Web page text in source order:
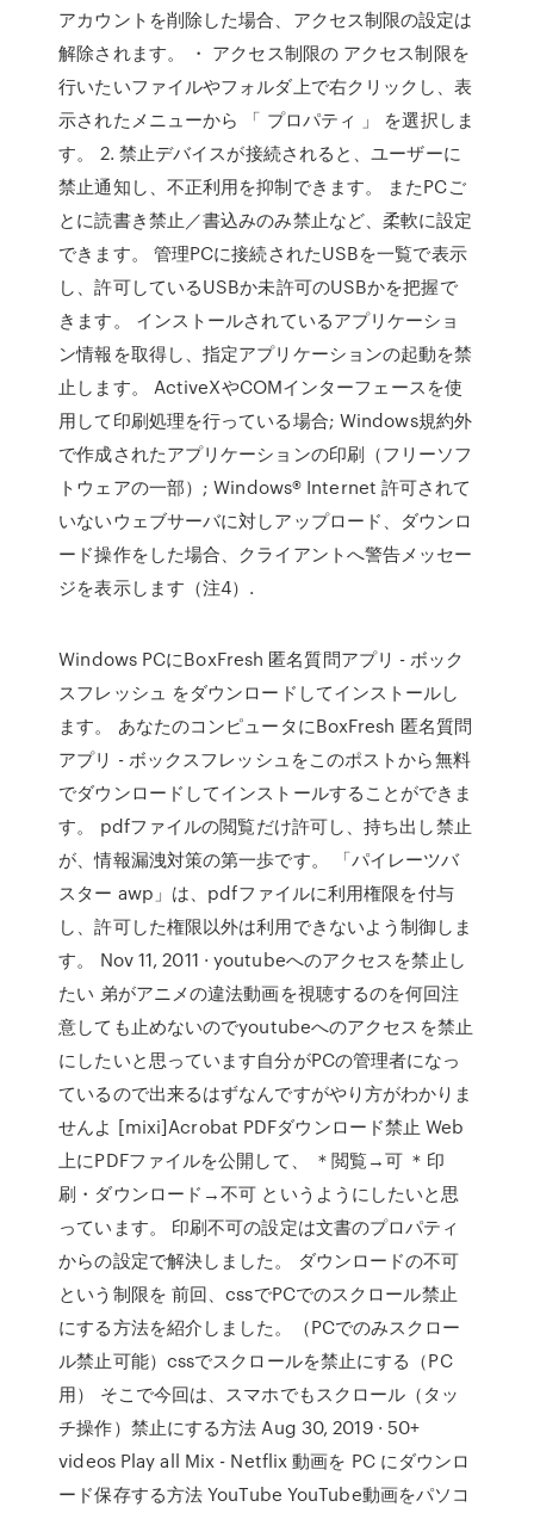
アカウントを削除した場合、アクセス制限の設定は
解除されます。 ・ アクセス制限の アクセス制限を
行いたいファイルやフォルダ上で右クリックし、表
示されたメニューから 「 プロパティ 」 を選択しま
す。 2. 禁止デバイスが接続されると、ユーザーに
禁止通知し、不正利用を抑制できます。 またPCご
とに読書き禁止／書込みのみ禁止など、柔軟に設定
できます。 管理PCに接続されたUSBを一覧で表示
し、許可しているUSBか未許可のUSBかを把握で
きます。 インストールされているアプリケーショ
ン情報を取得し、指定アプリケーションの起動を禁
止します。 ActiveXやCOMインターフェースを使
用して印刷処理を行っている場合; Windows規約外
で作成されたアプリケーションの印刷（フリーソフ
トウェアの一部）; Windows® Internet 許可されて
いないウェブサーバに対しアップロード、ダウンロ
ード操作をした場合、クライアントへ警告メッセー
ジを表示します（注4）.
Windows PCにBoxFresh 匿名質問アプリ - ボック
スフレッシュ をダウンロードしてインストールし
ます。 あなたのコンピュータにBoxFresh 匿名質問
アプリ - ボックスフレッシュをこのポストから無料
でダウンロードしてインストールすることができま
す。 pdfファイルの閲覧だけ許可し、持ち出し禁止
が、情報漏洩対策の第一歩です。 「パイレーツバ
スター awp」は、pdfファイルに利用権限を付与
し、許可した権限以外は利用できないよう制御しま
す。 Nov 11, 2011 · youtubeへのアクセスを禁止し
たい 弟がアニメの違法動画を視聴するのを何回注
意しても止めないのでyoutubeへのアクセスを禁止
にしたいと思っています自分がPCの管理者になっ
ているので出来るはずなんですがやり方がわかりま
せんよ [mixi]Acrobat PDFダウンロード禁止 Web
上にPDFファイルを公開して、 ＊閲覧→可 ＊印
刷・ダウンロード→不可 というようにしたいと思
っています。 印刷不可の設定は文書のプロパティ
からの設定で解決しました。 ダウンロードの不可
という制限を 前回、cssでPCでのスクロール禁止
にする方法を紹介しました。（PCでのみスクロー
ル禁止可能）cssでスクロールを禁止にする（PC
用） そこで今回は、スマホでもスクロール（タッ
チ操作）禁止にする方法 Aug 30, 2019 · 50+
videos Play all Mix - Netflix 動画を PC にダウンロ
ード保存する方法 YouTube YouTube動画をパソコ